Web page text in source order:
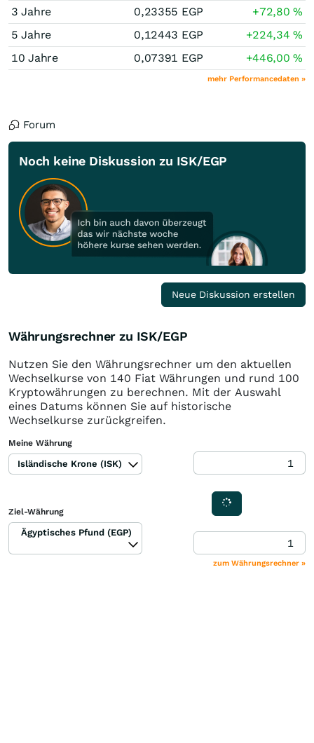
3 Jahre 0,23355 EGP +72,80%
5 Jahre
0,12443 EGP +224,34%
10 Jahre
0,07391 EGP +446,00%
mehr Performancedaten »
Forum
Noch keine Diskussion zu ISK/EGP
Neue Diskussion erstellen
Währungsrechner zu ISK/EGP
Nutzen Sie den Währungsrechner um den aktuellen
Wechselkurse von 140 Fiat Währungen und rund 100
Kryptowährungen zu berechnen. Mit der Auswahl
eines Datums können Sie auf historische
Wechselkurse zurückgreifen.
Meine Währung
Isländische Krone (ISK)
Ziel-Währung
Ägyptisches Pfund (EGP)
zum Währungsrechner »